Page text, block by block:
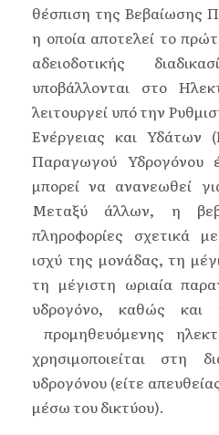
θέσπιση της Βεβαίωσης
η οποία αποτελεί το
αδειοδοτικής
υποβάλλονται στο
λειτουργεί υπό την
Ενέργειας και Υδάτων
Παραγωγού Υδρογόνου
μπορεί να ανανεωθεί
Μεταξύ άλλων, η
πληροφορίες σχετικά
ισχύ της μονάδας, τη
τη μέγιστη ωριαία
υδρογόνο, καθώς και
προμηθευόμενης
χρησιμοποιείται στη
υδρογόνου (είτε
μέσω του δικτύου).